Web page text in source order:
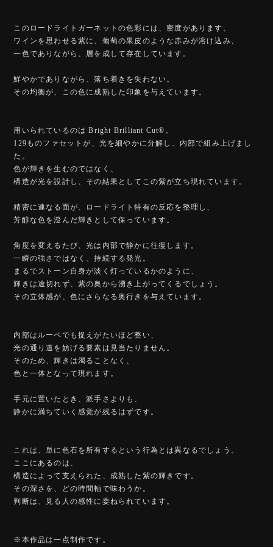
このロードライトガーネットの色彩には、密度があります。
ワインを思わせる紫に、葡萄の果皮のような赤みが溶け込み、
一色でありながら、層を成して存在しています。
鮮やかでありながら、落ち着きを失わない。
その均衡が、この色に成熟した印象を与えています。
用いられているのは Bright Brilliant Cut®︎。
129ものファセットが、光を細やかに分解し、内部で組み上げまし
た。
色が輝きを生むのではなく、
構造が光を設計し、その結果としてこの紫が立ち現れています。
精密に連なる面が、ロードライト特有の反応を整理し、
芳醇な色を澄んだ輝きとして保っています。
角度を変えるたび、光は内部で静かに往復します。
一瞬の強さではなく、持続する発光。
まるでストーン自身が淡く灯っているかのように、
輝きは途切れず、紫の奥から湧き上がってくるでしょう。
その立体感が、色にさらなる奥行きを与えています。
内部はルーペでも捉えがたいほど整い、
光の通り道を妨げる要素は見当たりません。
そのため、輝きは濁ることなく、
色と一体となって現れます。
手元に置いたとき、派手さよりも、
静かに満ちていく感覚が残るはずです。
これは、単に色石を所有するという行為とは異なるでしょう。
ここにあるのは、
構造によって支えられた、成熟した紫の輝きです。
その深さを、どの時間軸で味わうか。
判断は、見る人の感性に委ねられています。
※本作品は一点制作です。